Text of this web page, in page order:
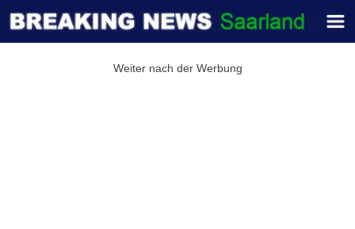
Weiter nach der Werbung